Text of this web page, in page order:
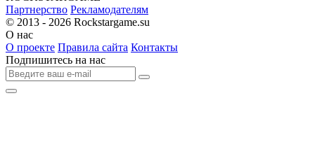
Партнерство Рекламодателям
© 2013 - 2026 Rockstargame.su
О нас
О проекте Правила сайта Контакты
Подпишитесь на нас